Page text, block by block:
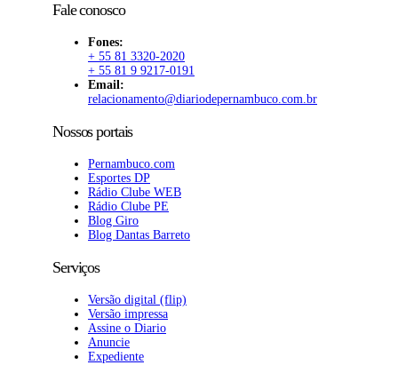
Fale conosco
Fones:
+ 55 81 3320-2020
+ 55 81 9 9217-0191
Email:
relacionamento@diariodepernambuco.com.br
Nossos portais
Pernambuco.com
Esportes DP
Rádio Clube WEB
Rádio Clube PE
Blog Giro
Blog Dantas Barreto
Serviços
Versão digital (flip)
Versão impressa
Assine o Diario
Anuncie
Expediente